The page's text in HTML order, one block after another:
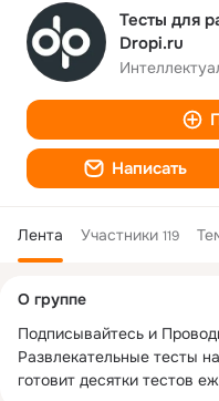
Тесты для
Dropi.ru
Написать
Лента Участники 119
колонка
О группе
Подписывайтесь и
Развлекательные тесты
готовит десятки тестов